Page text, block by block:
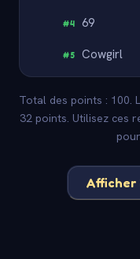
#4 69
#5 Cowgirl
Total des points : 100.
32 points. Utilisez ces
Afficher